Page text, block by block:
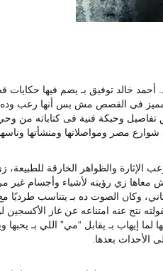
خالد توفيق بـ يضم فيها حكايات
فى القصص مش بس أنها رعب
وحبكة فنية فى كتاباته من وحي
مصر ومواصلاتها ومنشأتها
بين رعب الإثارة والظواهر الخارقة
معاها زي رؤيته لأشياء وأجسام غير
وكان الصوت ده بـ يتناسب طرديًا
نتج عنه امتناعه عن غاز الأكسجين
لما إيهاب بـ يقابل “مي” اللي بـ
الأحداث بعدها.